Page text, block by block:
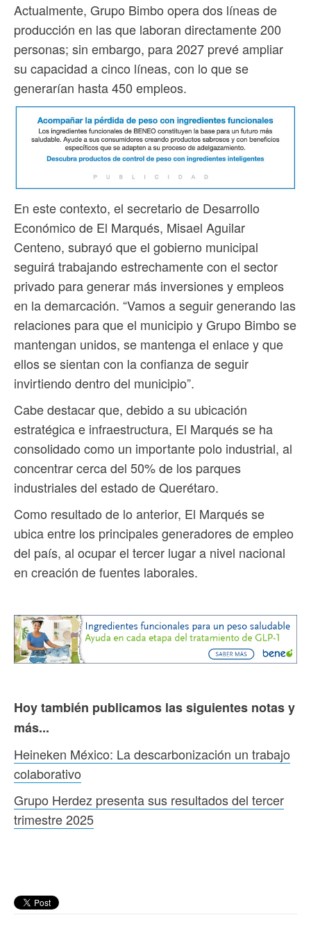
Actualmente, Grupo Bimbo opera dos líneas de
producción en las que laboran directamente 200
personas; sin embargo, para 2027 prevé ampliar
su capacidad a cinco líneas, con lo que se
generarían hasta 450 empleos.
En este contexto, el secretario de Desarrollo
Económico de El Marqués, Misael Aguilar
Centeno, subrayó que el gobierno municipal
seguirá trabajando estrechamente con el sector
privado para generar más inversiones y empleos
en la demarcación. “Vamos a seguir generando las
relaciones para que el municipio y Grupo Bimbo se
mantengan unidos, se mantenga el enlace y que
ellos se sientan con la confianza de seguir
invirtiendo dentro del municipio”.
Cabe destacar que, debido a su ubicación
estratégica e infraestructura, El Marqués se ha
consolidado como un importante polo industrial, al
concentrar cerca del 50% de los parques
industriales del estado de Querétaro.
Como resultado de lo anterior, El Marqués se
ubica entre los principales generadores de empleo
del país, al ocupar el tercer lugar a nivel nacional
en creación de fuentes laborales.
Hoy también publicamos las siguientes notas y
más...
Heineken México: La descarbonización un trabajo
colaborativo
Grupo Herdez presenta sus resultados del tercer
trimestre 2025